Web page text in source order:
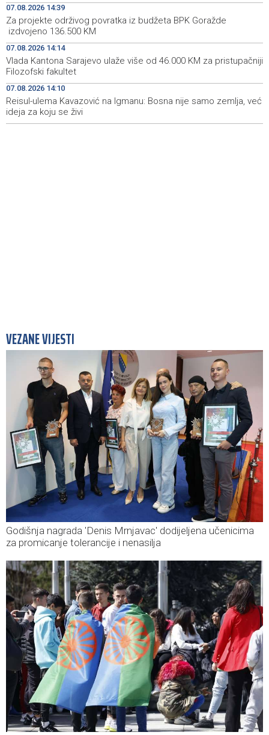
14:37
Rozić: Prolonged droughts and low water levels
threaten Hutovo Blato ecosystem
14:37
Sarajevska berza - Najveći promet ostvaren dionicama
HM Cementa
conservation areas
07.08.2026 14:39
Za projekte održivog povratka iz budžeta BPK Goražde
izdvojeno 136.500 KM
07.08.2026 14:14
Vlada Kantona Sarajevo ulaže više od 46.000 KM za pristupačniji
Filozofski fakultet
07.08.2026 14:10
Reisul-ulema Kavazović na Igmanu: Bosna nije samo zemlja, već
ideja za koju se živi
VEZANE VIJESTI
Godišnja nagrada 'Denis Mrnjavac' dodijeljena učenicima
za promicanje tolerancije i nenasilja